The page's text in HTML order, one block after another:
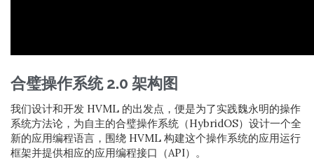
合璧操作系统 2.0 架构图
我们设计和开发 HVML 的出发点，便是为了实践魏永明的操作
系统方法论，为自主的合璧操作系统（HybridOS）设计一个全
新的应用编程语言，围绕 HVML 构建这个操作系统的应用运行
框架并提供相应的应用编程接口（API）。